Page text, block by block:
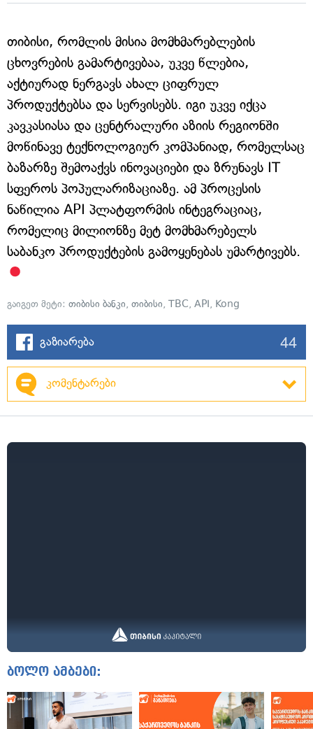
თიბისი, რომლის მისია მომხმარებლების
ცხოვრების გამარტივებაა, უკვე წლებია,
აქტიურად ნერგავს ახალ ციფრულ
პროდუქტებსა და სერვისებს. იგი უკვე იქცა
კავკასიასა და ცენტრალური აზიის რეგიონში
მოწინავე ტექნოლოგიურ კომპანიად, რომელსაც
ბაზარზე შემოაქვს ინოვაციები და ზრუნავს IT
სფეროს პოპულარიზაციაზე. ამ პროცესის
ნაწილია API პლატფორმის ინტეგრაციაც,
რომელიც მილიონზე მეტ მომხმარებელს
საბანკო პროდუქტების გამოყენებას უმარტივებს.
გაიგეთ მეტი: თიბისი ბანკი, თიბისი, TBC, API, Kong
გაზიარება 44
კომენტარები
ბოლო ამბები: